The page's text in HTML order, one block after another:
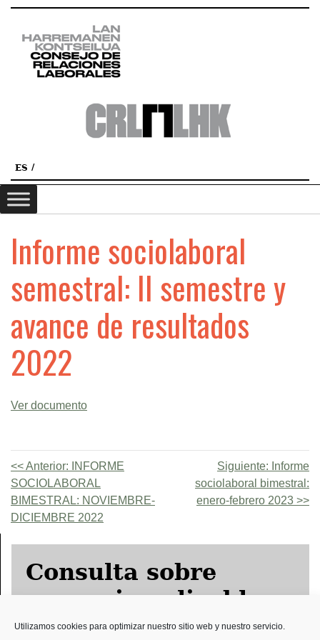
Utilizamos cookies para optimizar nuestro sitio web y nuestro servicio.
ES
Informe sociolaboral
semestral: II semestre y
avance de resultados
2022
Ver documento
Anterior:
INFORME
SOCIOLABORAL
BIMESTRAL: NOVIEMBRE-
DICIEMBRE 2022
Siguiente: Informe
sociolaboral bimestral:
enero-febrero 2023
Consulta sobre
convenio aplicable